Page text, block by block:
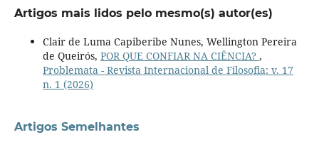
Artigos mais lidos pelo mesmo(s) autor(es)
Clair de Luma Capiberibe Nunes, Wellington Pereira
de Queirós, POR QUE CONFIAR NA CIÊNCIA? ,
Problemata - Revista Internacional de Filosofia: v. 17
n. 1 (2026)
Artigos Semelhantes